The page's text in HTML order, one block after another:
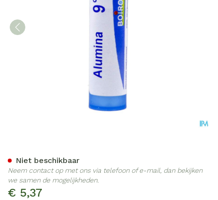
€ 5,37
Niet beschikbaar
Neem contact op met ons via telefoon of e-mail, dan bekijken
we samen de mogelijkheden.